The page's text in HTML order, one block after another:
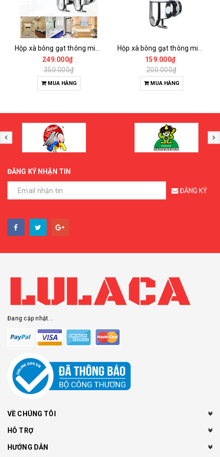
249.000₫
350.000₫
MUA HÀNG
159.000₫
200.000₫
MUA HÀNG
ĐĂNG KÝ NHẬN TIN
ĐĂNG KÝ
Đang cập nhật...
VỀ CHÚNG TÔI
HỖ TRỢ
HƯỚNG DẪN